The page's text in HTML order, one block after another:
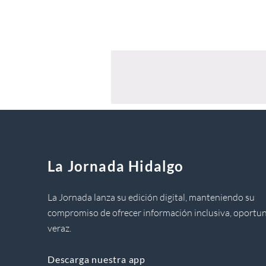
La Jornada Hidalgo
La Jornada lanza su edición digital, manteniendo su
compromiso de ofrecer información inclusiva,
veraz.
Descarga nuestra app